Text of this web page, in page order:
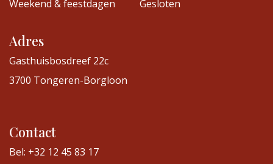
Weekend & feestdagen
Gesloten
Adres
Gasthuisbosdreef 22c
3700 Tongeren-Borgloon
Contact
Bel: +32 12 45 83 17